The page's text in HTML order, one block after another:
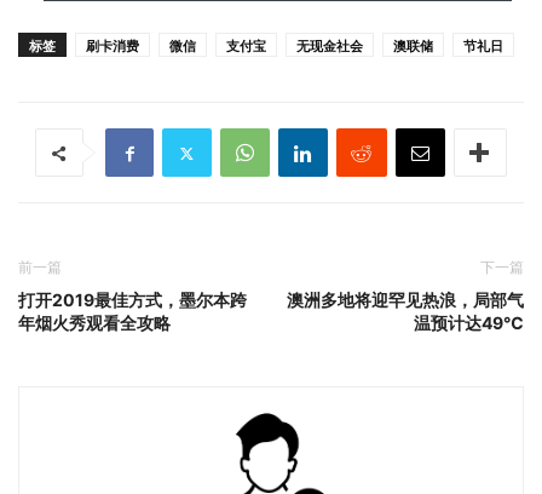
标签 刷卡消费 微信 支付宝 无现金社会 澳联储 节礼日
前一篇
打开2019最佳方式，墨尔本跨
年烟火秀观看全攻略
下一篇
澳洲多地将迎罕见热浪，局部气
温预计达49℃